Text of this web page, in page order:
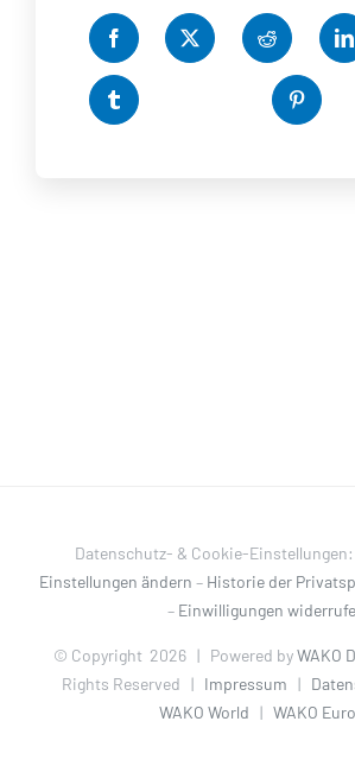
Datenschutz- & Cookie-Einstellungen:
Einstellungen ändern – Historie der
– Einwilligungen
© Copyright 2026 | Powered byWAKO
Rights Reserved | Impressum |
WAKO World | WAKO